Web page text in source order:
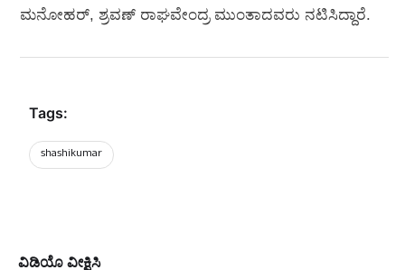
ಮನೋಹರ್, ಶ್ರವಣ್‌ ರಾಘವೇಂದ್ರ ಮುಂತಾದವರು ನಟಿಸಿದ್ದಾರೆ.
Tags:
shashikumar
ವಿಡಿಯೊ ವೀಕ್ಷಿಸಿ